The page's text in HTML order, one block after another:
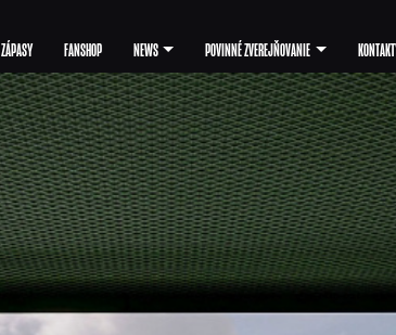
ZÁPASY FANSHOP NEWS POVINNÉ ZVEREJŇOVANIE